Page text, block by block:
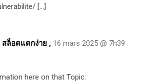
[…]
สล็อตแตกง่าย , 16 mars 2025 @ 7h39
here on that Topic: